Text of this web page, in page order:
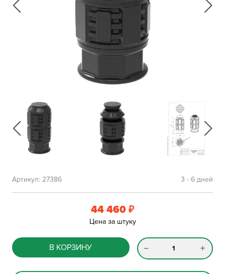
3 - 6 дней
Артикул: 27386
44 460 ₽
Цена за штуку
В КОРЗИНУ